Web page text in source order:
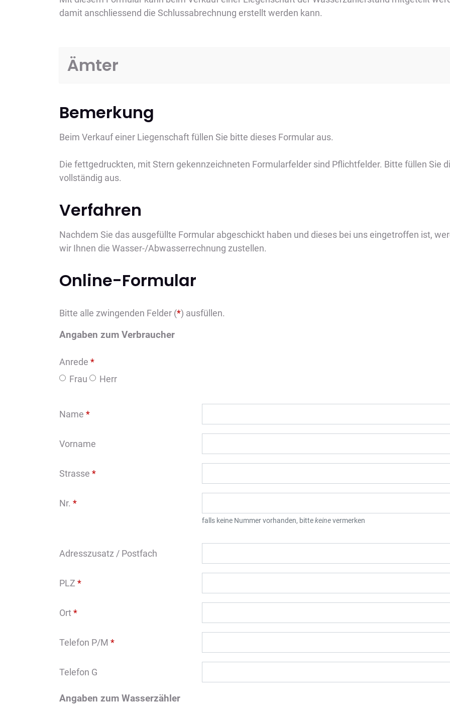
damit anschliessend die Schlussabrechnung erstellt werden kann.
Ämter
Bemerkung
Beim Verkauf einer Liegenschaft füllen Sie bitte dieses Formular aus.
Die fettgedruckten, mit Stern gekennzeichneten Formularfelder sind Pflichtfelder. Bitte füllen Sie
vollständig aus.
Verfahren
Nachdem Sie das ausgefüllte Formular abgeschickt haben und dieses bei uns eingetroffen ist,
wir Ihnen die Wasser-/Abwasserrechnung zustellen.
Online-Formular
Bitte alle zwingenden Felder (*) ausfüllen.
Angaben zum Verbraucher
Anrede *
Frau
Herr
Name *
Vorname
Strasse *
Nr. *
falls keine Nummer vorhanden, bittekeinevermerken
Adresszusatz / Postfach
PLZ *
Ort*
Telefon P/M *
Telefon G
Angaben zum Wasserzähler